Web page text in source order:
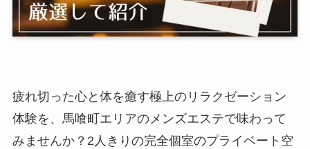
疲れ切った心と体を癒す極上のリラクゼーション
体験を、馬喰町エリアのメンズエステで味わって
みませんか？2人きりの完全個室のプライベート空